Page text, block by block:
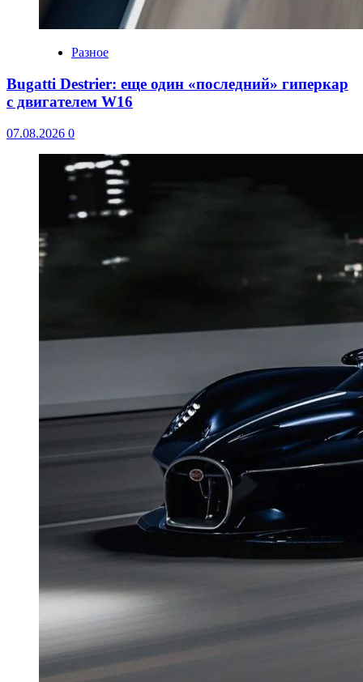
Разное
Bugatti Destrier: еще один «последний» гиперкар
с двигателем W16
07.08.2026 0